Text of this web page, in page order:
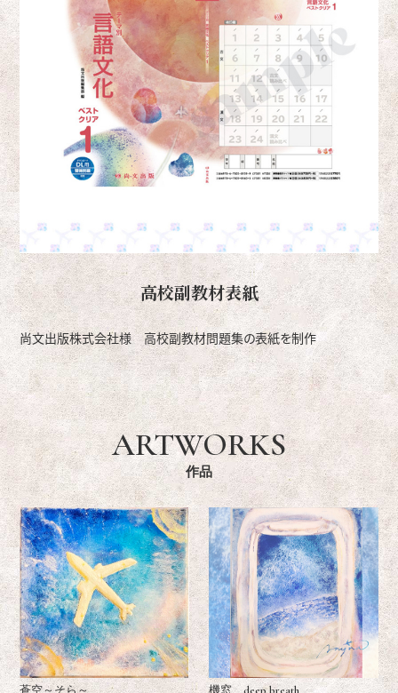
高校副教材表紙
尚文出版株式会社様 高校副教材問題集の表紙を制作
ARTWORKS
作品